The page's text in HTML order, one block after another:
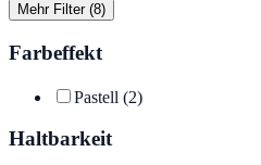
Mehr Filter (8)
Farbeffekt
Pastell (2)
Haltbarkeit